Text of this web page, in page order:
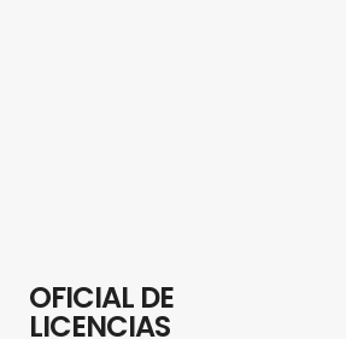
OFICIAL DE
LICENCIAS